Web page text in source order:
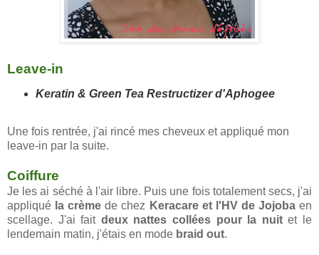
Leave-in
Keratin & Green Tea Restructizer d'Aphogee
Une fois rentrée, j'ai rincé mes cheveux et appliqué mon
leave-in par la suite.
Coiffure
Je les ai séché à l'air libre. Puis une fois totalement secs, j'ai
appliqué la crème de chez Keracare et l'HV de Jojobaen
scellage. J'ai fait deux nattes collées pour la nuitet le
lendemain matin, j'étais en mode braid out.